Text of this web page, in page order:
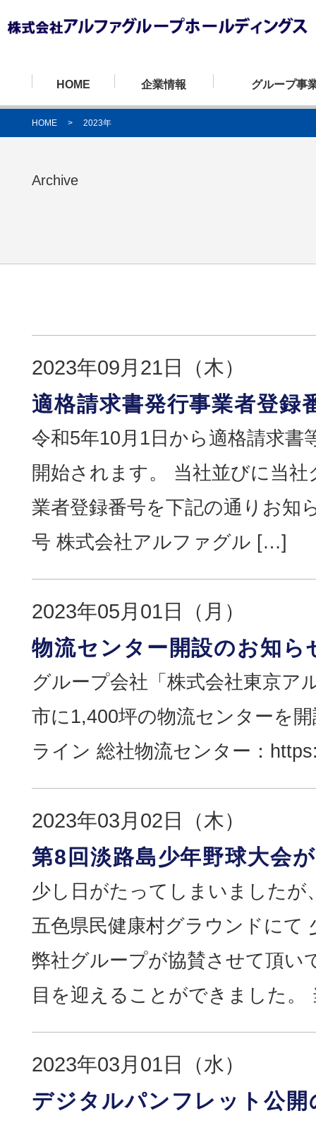
HOME 企業情報 グループ事
HOME > 2023年
Archive
2023年09月21日（木）
適格請求書発行事業者登録
令和5年10月1日から適格請求書
開始されます。 当社並びに当
業者登録番号を下記の通りお
号 株式会社アルファグル […]
2023年05月01日（月）
物流センター開設のお知ら
グループ会社「株式会社東京ア
市に1,400坪の物流センターを
ライン 総社物流センター：
2023年03月02日（木）
第8回淡路島少年野球大会
少し日がたってしまいましたが
五色県民健康村グラウンドにて
弊社グループが協賛させて頂い
目を迎えることができました
2023年03月01日（水）
デジタルパンフレット公開